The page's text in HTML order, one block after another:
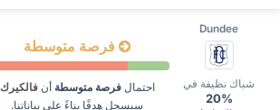
Dundee
فرصة متوسطة
احتمالفرصة متوسطة أنفالكيرك
سيسجل هدفًا بناءً على بياناتنا.
شباك نظيفة في
20%